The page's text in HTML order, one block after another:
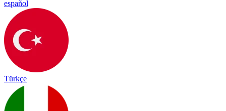
español
Türkçe